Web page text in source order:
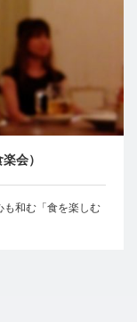
会）
も和む「食を楽しむ